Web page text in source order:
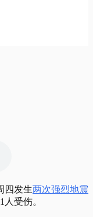
四发生两次强烈地震
受伤。